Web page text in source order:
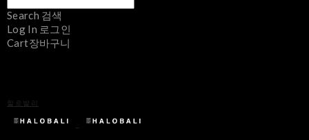
Search 검색
Log In 로그인
Cart장바구니
할로발리